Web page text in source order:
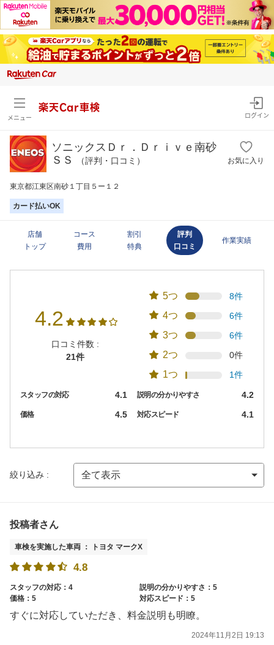
メニュー
楽天Car車検
ログイン
ソニックスＤｒ．Ｄｒｉｖｅ南砂
ＳＳ
（評判・口コミ） お気に入り
東京都江東区南砂１丁目５ー１２
カード払いOK
店舗
トップ
コース
費用
割引
特典
評判
口コミ
作業実績
4.2
口コミ件数 :
21件
5つ 8件
4つ 6件
3つ 6件
2つ 0件
1つ 1件
スタッフの対応 4.1 説明の分かりやすさ 4.2
価格 4.5 対応スピード 4.1
絞り込み :
投稿者さん
車検を実施した車両 ： トヨタ マークX
4.8
スタッフの対応：4
説明の分かりやすさ：5
価格：5
対応スピード：5
すぐに対応していただき、料金説明も明瞭。
2024年11月2日 19:13